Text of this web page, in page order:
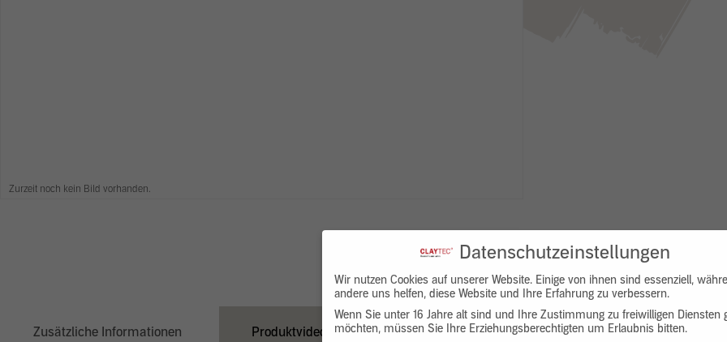
Zurzeit noch kein Bild vorhanden.
Zusätzliche Informationen Produktvideo Downloads Produktbeschreibung
Datenschutzeinstellungen
Wir nutzen Cookies auf unserer Website. Einige von ihnen sind essenziell,
andere uns helfen, diese Website und Ihre Erfahrung zu verbessern.
Wenn Sie unter 16 Jahre alt sind und Ihre Zustimmung zu freiwilligen Diensten
möchten, müssen Sie Ihre Erziehungsberechtigten um Erlaubnis bitten.